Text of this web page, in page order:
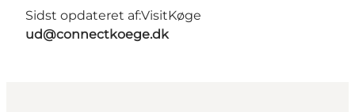
Sidst opdateret af:VisitKøge
ud@connectkoege.dk